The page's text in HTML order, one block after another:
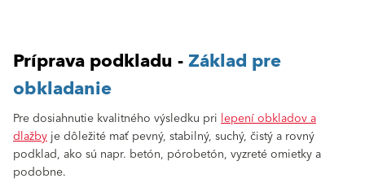
Príprava podkladu -Základ pre
obkladanie
Pre dosiahnutie kvalitného výsledku pri lepení obkladov a
dlažby je dôležité mať pevný, stabilný, suchý, čistý a rovný
podklad, ako sú napr. betón, pórobetón, vyzreté omietky a
podobne.